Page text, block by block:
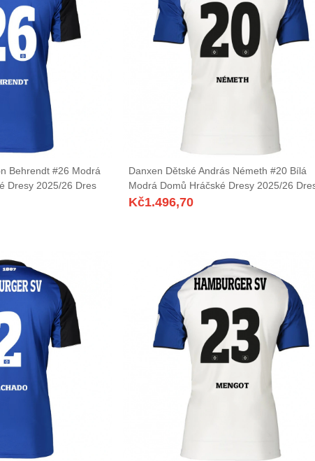
Behrendt #26 Modrá
Dresy 2025/26 Dres
Danxen Dětské András Németh #20 Bílá
Modrá Domů Hráčské Dresy 2025/26
Kč1.496,70